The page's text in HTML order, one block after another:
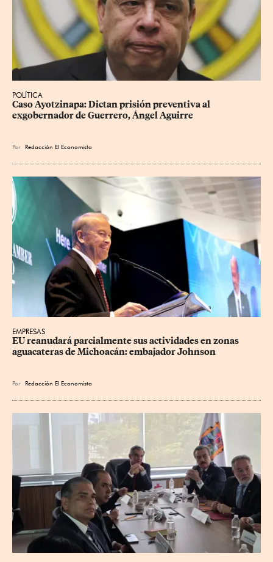
POLÍTICA
Caso Ayotzinapa: Dictan prisión preventiva al
exgobernador de Guerrero, Ángel Aguirre
Por Redacción El Economista
EMPRESAS
EU reanudará parcialmente sus actividades en zonas
aguacateras de Michoacán: embajador Johnson
Por Redacción El Economista